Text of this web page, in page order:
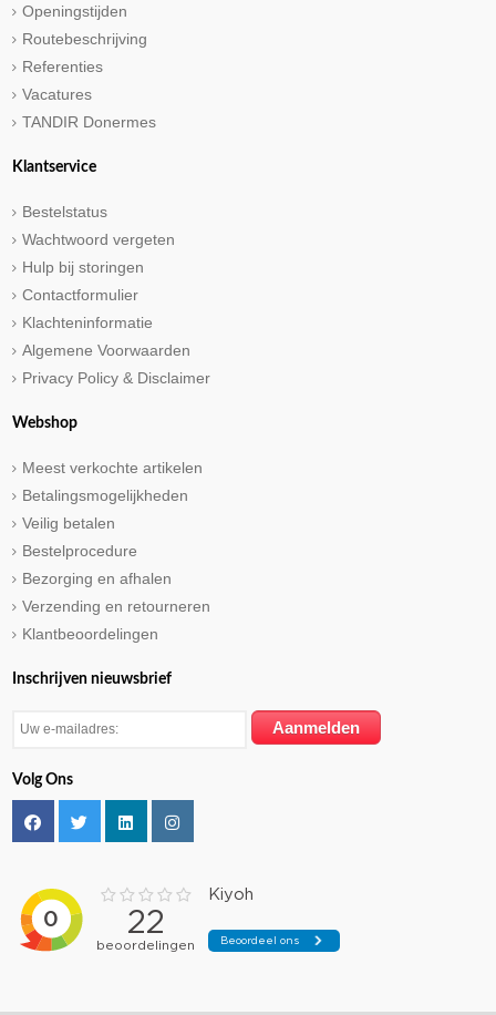
Openingstijden
Routebeschrijving
Referenties
Vacatures
TANDIR Donermes
Klantservice
Bestelstatus
Wachtwoord vergeten
Hulp bij storingen
Contactformulier
Klachteninformatie
Algemene Voorwaarden
Privacy Policy & Disclaimer
Webshop
Meest verkochte artikelen
Betalingsmogelijkheden
Veilig betalen
Bestelprocedure
Bezorging en afhalen
Verzending en retourneren
Klantbeoordelingen
Inschrijven nieuwsbrief
Volg Ons